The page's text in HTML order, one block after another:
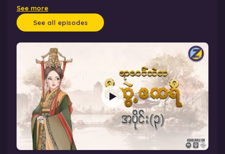
ခဲ့ရပြီး နှစ်ပြည်ထောင်ချစ်ကြည်ရေးအတွက် ချင်နိုင်ငံဆီကို
ကိုယ်လုပ်တော်အဖြစ် စေလွှတ်ခံခဲ့ရတဲ့ မင်းသမီးငယ်လေး မီယွဲ့…။
👸🏻 ချင်နိုင်ငံကိုရောက်ရှိပြီးနောက်မှာလည်း မောင်းမမိဿံတွေဆီက
အရှုပ်တော်ပုံကိစ္စတွေအကြားမှာ ခက်ခက်ခဲခဲရင်ဆိုင်ရှင်သန်ခဲ့ရသူ မီ
ယွဲ့… ။👸🏻 ပျက်သုဉ်းလုနီးပါးဖြစ်နေတဲ့ ချင်နိုင်ငံတော်ကြီးကို တစ်စု
တစ်စည်းတည်းဖြစ်အောင် ပြန်လည်စုစည်းအုပ်ချုပ်ပြီး သားဖြစ်သူကို
ရှင်ဘုရင်အဖြစ် ထီးနန်းပေးခဲ့တာကြောင့် သမိုင်းတစ်လျှောက်မှာ
ပထမဆုံး ဘုရင့်မယ်တော်ကြီးအဖြစ် သတ်မှတ်ခံခဲ့ရတဲ့ မီယွဲ့ရဲ့
ဘ၀ဇာတ်ကြောင်းကို ဇာတ်လမ်း၊ ဇာတ်အိမ်ခိုင်မာစွာနဲ့ ပုံဖော်ထားတဲ့
“ရာဇဝင်ထဲက မီယွဲ့ဧကရီ” ဇာတ်လမ်းတွဲကို အပတ်စဥ် တနင်္လာနေ့ မှ
သောကြာနေ့ တိုင်း ဇာတ်လမ်း ၏ YouTube Podcast မှ တဆင့် ညစ
ဥ် ၇နာရီ တိုင်း ထုတ်လွှင့် တင်ဆက်ပေးသွားမှာ ဖြစ်ပါတယ် ။
See more
See all episodes